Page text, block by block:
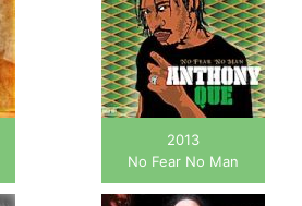
2013
No Fear No Man